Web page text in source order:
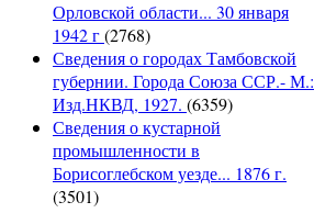
Орловской области... 30 января
1942 г(2768)
Сведения о городах Тамбовской
губернии. Города Союза ССР.- М.:
Изд.НКВД, 1927. (6359)
Сведения о кустарной
промышленности в
Борисоглебском уезде... 1876 г.
(3501)